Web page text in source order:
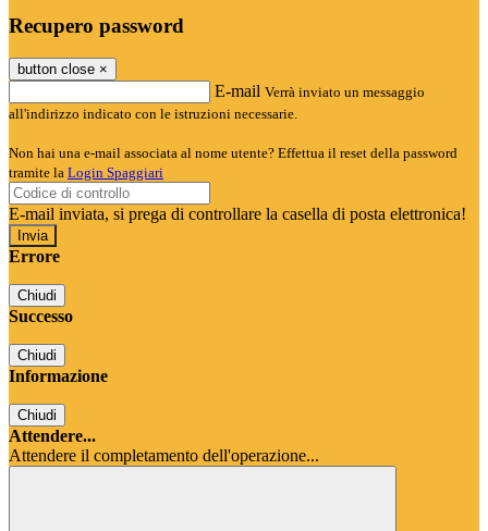
Recupero password
button close ×
E-mail Verrà inviato un messaggio
all'indirizzo indicato con le istruzioni necessarie.
Non hai una e-mail associata al nome utente? Effettua il reset della password
tramite la Login Spaggiari
E-mail inviata, si prega di controllare la casella di posta elettronica!
Errore
Chiudi
Successo
Chiudi
Informazione
Chiudi
Attendere...
Attendere il completamento dell'operazione...